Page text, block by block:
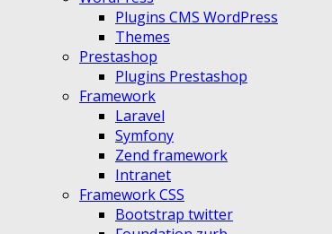
Plugins CMS WordPress
Themes
Prestashop
Plugins Prestashop
Framework
Laravel
Symfony
Zend framework
Intranet
Framework CSS
Bootstrap twitter